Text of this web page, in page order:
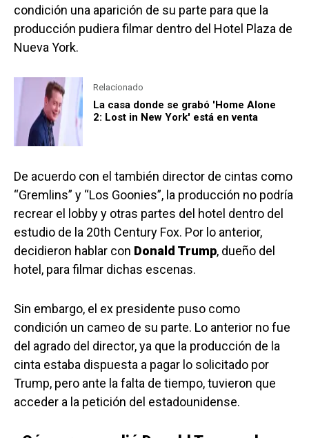
condición una aparición de su parte para que la
producción pudiera filmar dentro del Hotel Plaza de
Nueva York.
Relacionado
La casa donde se grabó 'Home Alone
2: Lost in New York' está en venta
De acuerdo con el también director de cintas como
“Gremlins” y “Los Goonies”, la producción no podría
recrear el lobby y otras partes del hotel dentro del
estudio de la 20th Century Fox. Por lo anterior,
decidieron hablar con Donald Trump, dueño del
hotel, para filmar dichas escenas.
Sin embargo, el ex presidente puso como
condición un cameo de su parte. Lo anterior no fue
del agrado del director, ya que la producción de la
cinta estaba dispuesta a pagar lo solicitado por
Trump, pero ante la falta de tiempo, tuvieron que
acceder a la petición del estadounidense.